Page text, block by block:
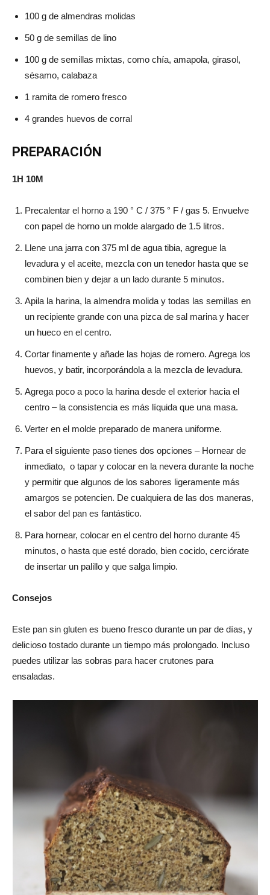
100 g de almendras molidas
50 g de semillas de lino
100 g de semillas mixtas, como chía, amapola, girasol,
sésamo, calabaza
1 ramita de romero fresco
4 grandes huevos de corral
PREPARACIÓN
1H 10M
Precalentar el horno a 190 ° C / 375 ° F / gas 5. Envuelve
con papel de horno un molde alargado de 1.5 litros.
Llene una jarra con 375 ml de agua tibia, agregue la
levadura y el aceite, mezcla con un tenedor hasta que se
combinen bien y dejar a un lado durante 5 minutos.
Apila la harina, la almendra molida y todas las semillas en
un recipiente grande con una pizca de sal marina y hacer
un hueco en el centro.
Cortar finamente y añade las hojas de romero. Agrega los
huevos, y batir, incorporándola a la mezcla de levadura.
Agrega poco a poco la harina desde el exterior hacia el
centro – la consistencia es más líquida que una masa.
Verter en el molde preparado de manera uniforme.
Para el siguiente paso tienes dos opciones – Hornear de
inmediato, o tapar y colocar en la nevera durante la noche
y permitir que algunos de los sabores ligeramente más
amargos se potencien. De cualquiera de las dos maneras,
el sabor del pan es fantástico.
Para hornear, colocar en el centro del horno durante 45
minutos, o hasta que esté dorado, bien cocido, cerciórate
de insertar un palillo y que salga limpio.
Consejos
Este pan sin gluten es bueno fresco durante un par de días, y
delicioso tostado durante un tiempo más prolongado. Incluso
puedes utilizar las sobras para hacer crutones para
ensaladas.